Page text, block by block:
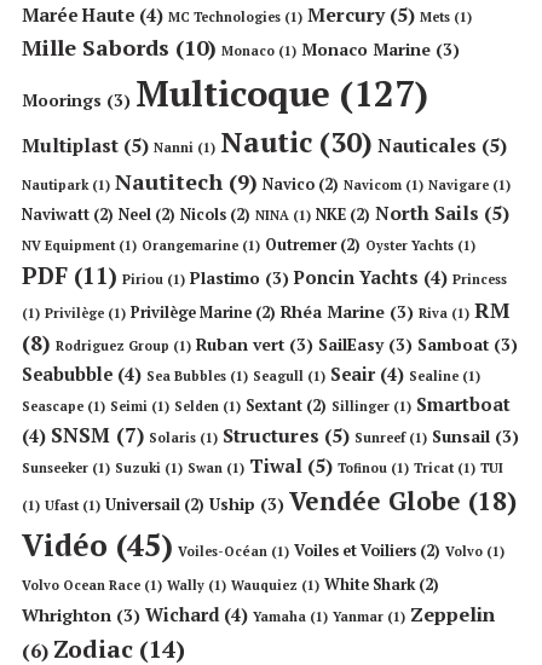
Marée Haute (4) MC Technologies (1) Mercury(5) Mets (1)
Mille Sabords (10) Monaco (1) Monaco Marine (3)
Moorings (3) Multicoque (127)
Multiplast (5) Nanni (1) Nautic (30) Nauticales (5)
Nautipark (1) Nautitech (9) Navico (2) Navicom (1) Navigare (1)
Naviwatt (2) Neel (2) Nicols (2) NINA (1) NKE (2) North Sails (5)
NV Equipment (1) Orangemarine (1) Outremer(2) Oyster Yachts (1)
PDF (11) Piriou (1) Plastimo (3) Poncin Yachts (4) Princess
(1) Privilège (1) Privilège Marine (2) Rhéa Marine (3) Riva (1) RM
(8) Rodriguez Group (1) Ruban vert (3) SailEasy(3) Samboat (3)
Seabubble (4) Sea Bubbles (1) Seagull (1) Seair(4) Sealine (1)
Seascape (1) Seimi (1) Selden (1) Sextant (2) Sillinger (1) Smartboat
(4) SNSM (7) Solaris (1) Structures (5) Sunreef(1) Sunsail (3)
Sunseeker (1) Suzuki (1) Swan (1) Tiwal (5) Tofinou (1) Tricat (1) TUI
(1) Ufast (1) Universail (2) Uship (3) Vendée Globe (18)
Vidéo (45) Voiles-Océan (1) Voiles et Voiliers (2) Volvo (1)
Volvo Ocean Race (1) Wally (1) Wauquiez (1) White Shark(2)
Whrighton (3) Wichard (4) Yamaha (1) Yanmar (1) Zeppelin
(6) Zodiac (14)